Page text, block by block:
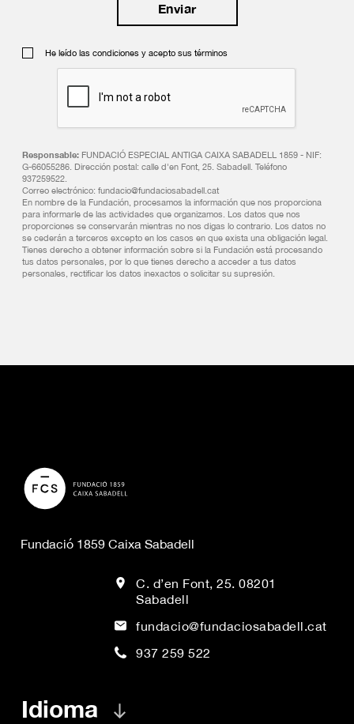
He leído las condiciones y acepto sus términos
Responsable: FUNDACIÓ ESPECIAL ANTIGA CAIXA SABADELL 1859 - NIF:
G-66055286. Dirección postal: calle d'en Font, 25. Sabadell. Teléfono
937259522.
Correo electrónico: fundacio@fundaciosabadell.cat
En nombre de la Fundación, procesamos la información que nos proporciona
para informarle de las actividades que organizamos. Los datos que nos
proporciones se conservarán mientras no nos digas lo contrario. Los datos no
se cederán a terceros excepto en los casos en que exista una obligación legal.
Tienes derecho a obtener información sobre si la Fundación está procesando
tus datos personales, por lo que tienes derecho a acceder a tus datos
personales, rectificar los datos inexactos o solicitar su supresión.
Fundació 1859 Caixa Sabadell
C. d’en Font, 25. 08201
Sabadell
fundacio@fundaciosabadell.cat
937 259 522
Idioma